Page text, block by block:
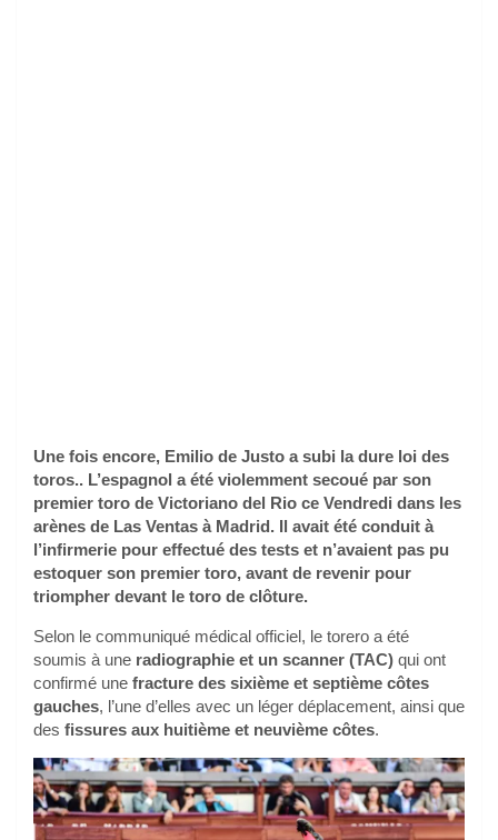
Une fois encore, Emilio de Justo a subi la dure loi des
toros.. L’espagnol a été violemment secoué par son
premier toro de Victoriano del Rio ce Vendredi dans les
arènes de Las Ventas à Madrid. Il avait été conduit à
l’infirmerie pour effectué des tests et n’avaient pas pu
estoquer son premier toro, avant de revenir pour
triompher devant le toro de clôture.
Selon le communiqué médical officiel, le torero a été
soumis à une radiographie et un scanner (TAC) qui ont
confirmé une fracture des sixième et septième côtes
gauches, l’une d’elles avec un léger déplacement, ainsi que
des fissures aux huitième et neuvième côtes.